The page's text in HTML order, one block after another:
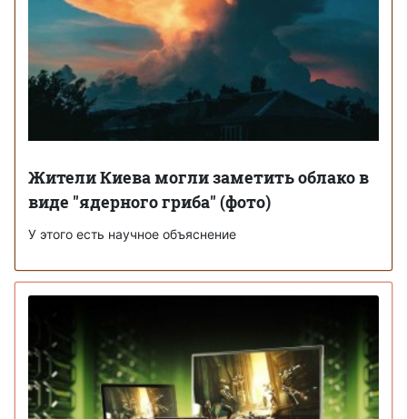
Жители Киева могли заметить облако в
виде "ядерного гриба" (фото)
У этого есть научное объяснение